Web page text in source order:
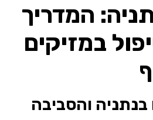
המדריך
במזיקים
בנתניה והסביבה